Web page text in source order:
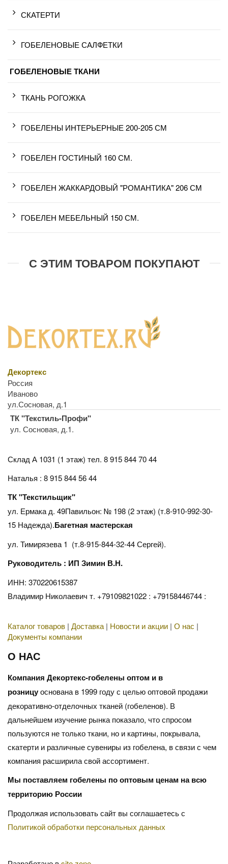
СКАТЕРТИ
ГОБЕЛЕНОВЫЕ САЛФЕТКИ
ГОБЕЛЕНОВЫЕ ТКАНИ
ТКАНЬ РОГОЖКА
ГОБЕЛЕНЫ ИНТЕРЬЕРНЫЕ 200-205 СМ
ГОБЕЛЕН ГОСТИНЫЙ 160 СМ.
ГОБЕЛЕН ЖАККАРДОВЫЙ "РОМАНТИКА" 206 СМ
ГОБЕЛЕН МЕБЕЛЬНЫЙ 150 СМ.
С ЭТИМ ТОВАРОМ ПОКУПАЮТ
Декортекс
Россия
Иваново
ул.Сосновая, д.1
ТК "Текстиль-Профи"
ул. Сосновая, д.1.
Склад А 1031 (1 этаж) тел. 8 915 844 70 44
Наталья : 8 915 844 56 44
ТК "Текстильщик"
ул. Ермака д. 49Павильон: № 198 (2 этаж) (т.8-910-992-30-
15 Надежда).Багетная мастерская
ул. Тимирязева 1 (т.8-915-844-32-44 Сергей).
Руководитель : ИП Зимин В.Н.
ИНН: 370220615387
Владимир Николаевич т. +79109821022 : +79158446744 :
Каталог товаров | Доставка | Новости и акции | О нас |
Документы компании
О НАС
Компания Декортекс-гобелены оптом и в
розницуоснована в 1999 году с целью оптовой продажи
декоративно-отделочных тканей (гобеленов). В
дальнейшем изучение рынка показало, что спросом
пользуются не только ткани, но и картины, покрывала,
скатерти и различные сувениры из гобелена, в связи с чем
компания расширила свой ассортимент.
Мы поставляем гобелены по оптовым ценам на всю
территорию России
Продолжая использовать сайт вы соглашаетесь с
Политикой обработки персональных данных